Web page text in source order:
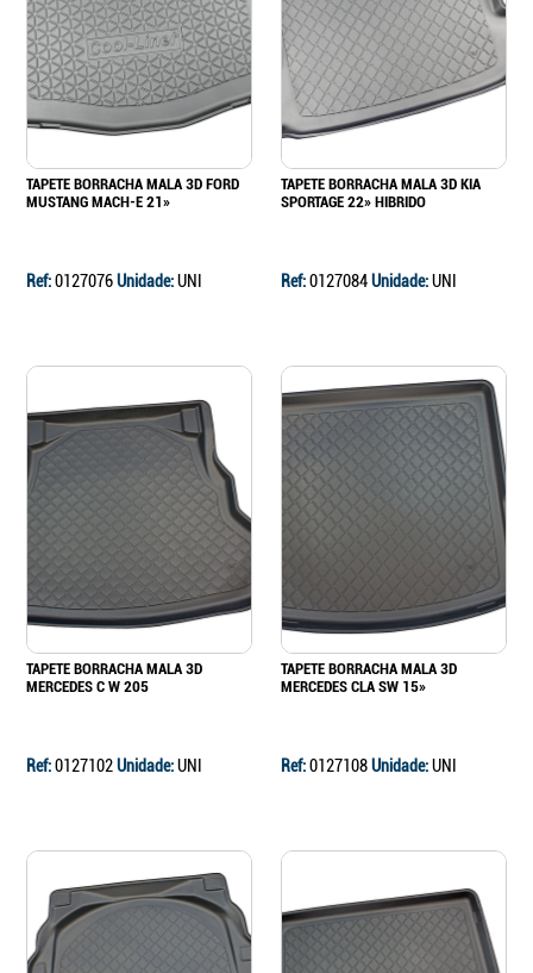
TAPETE BORRACHA MALA 3D FORD
MUSTANG MACH-E 21»
Ref:0127076Unidade:UNI
TAPETE BORRACHA MALA 3D KIA
SPORTAGE 22» HIBRIDO
Ref:0127084Unidade:UNI
TAPETE BORRACHA MALA 3D
MERCEDES C W 205
Ref:0127102Unidade:UNI
TAPETE BORRACHA MALA 3D
MERCEDES CLA SW 15»
Ref:0127108Unidade:UNI